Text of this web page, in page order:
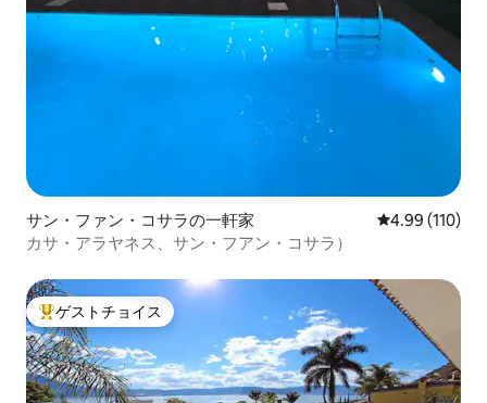
サン・ファン・コサラの一軒家 レビュー110
4.99 (110)
カサ・アラヤネス、サン・フアン・コサラ）
大好評のゲストチョイスです。
ゲストチョイス